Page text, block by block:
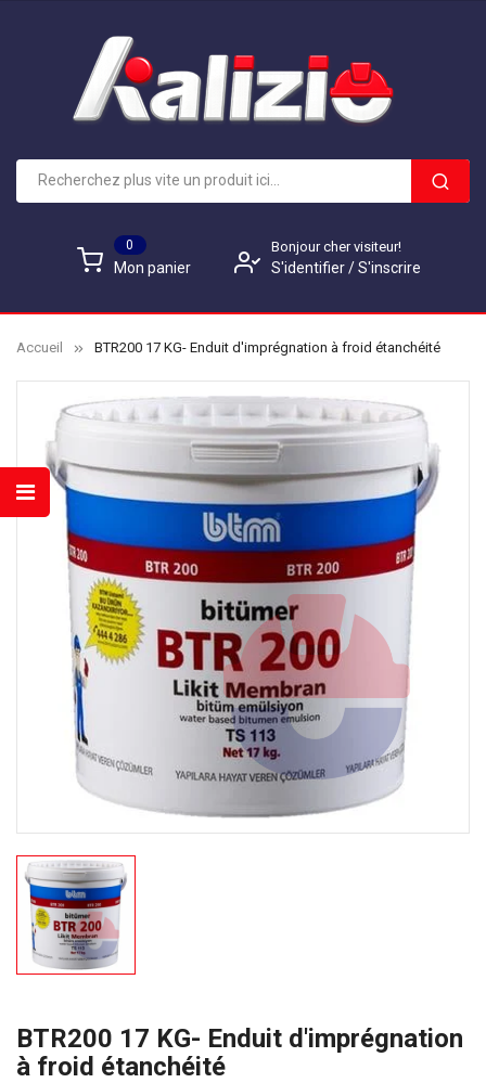
0
Mon panier
Bonjour cher visiteur!
S'identifier/ S'inscrire
Accueil BTR200 17 KG- Enduit d'imprégnation à froid étanchéité
BTR200 17 KG- Enduit d'imprégnation
à froid étanchéité